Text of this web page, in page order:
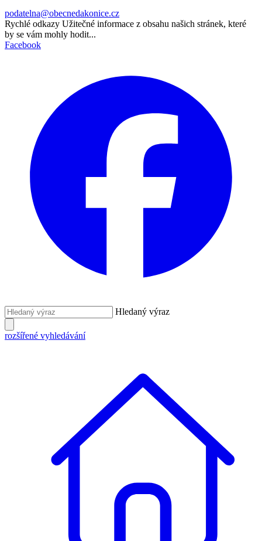
podatelna@obecnedakonice.cz
Rychlé odkazy Užitečné informace z obsahu našich stránek, které
by se vám mohly hodit...
Facebook
Hledaný výraz
rozšířené vyhledávání